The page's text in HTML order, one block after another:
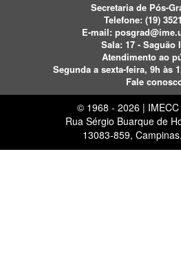
Secretaria de Pós-
Telefone: (19)
E-mail:
Sala: 17 - Saguão
Atendimento ao
Segunda a sexta-feira, 9h às
Fale
© 1968 - 2026 |
Rua Sérgio Buarque de
13083-859,